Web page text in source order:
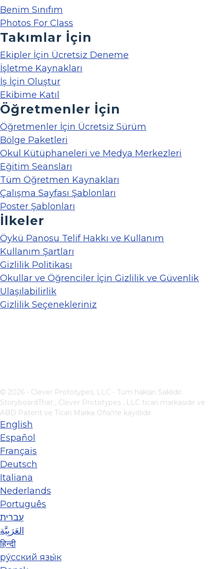
Benim Sınıfım
Photos For Class
Takımlar İçin
Ekipler İçin Ücretsiz Deneme
İşletme Kaynakları
İş İçin Oluştur
Ekibime Katıl
Öğretmenler İçin
Öğretmenler İçin Ücretsiz Sürüm
Bölge Paketleri
Okul Kütüphaneleri ve Medya Merkezleri
Eğitim Seansları
Tüm Öğretmen Kaynakları
Çalışma Sayfası Şablonları
Poster Şablonları
İlkeler
Öykü Panosu Telif Hakkı ve Kullanım
Kullanım Şartları
Gizlilik Politikası
Okullar ve Öğrenciler İçin Gizlilik ve Güvenlik
Ulaşılabilirlik
Gizlilik Seçenekleriniz
© 2026 - Clever Prototypes, LLC - Tüm hakları Saklıdır.
StoryboardThat , Clever Prototypes , LLC ticari markasıdır ve
ABD Patent ve Ticari Marka Ofisi'ne kayıtlıdır.
English
Español
Français
Deutsch
Italiana
Nederlands
Português
עברית
العَرَبِيَّة
हिन्दी
ру́сский язы́к